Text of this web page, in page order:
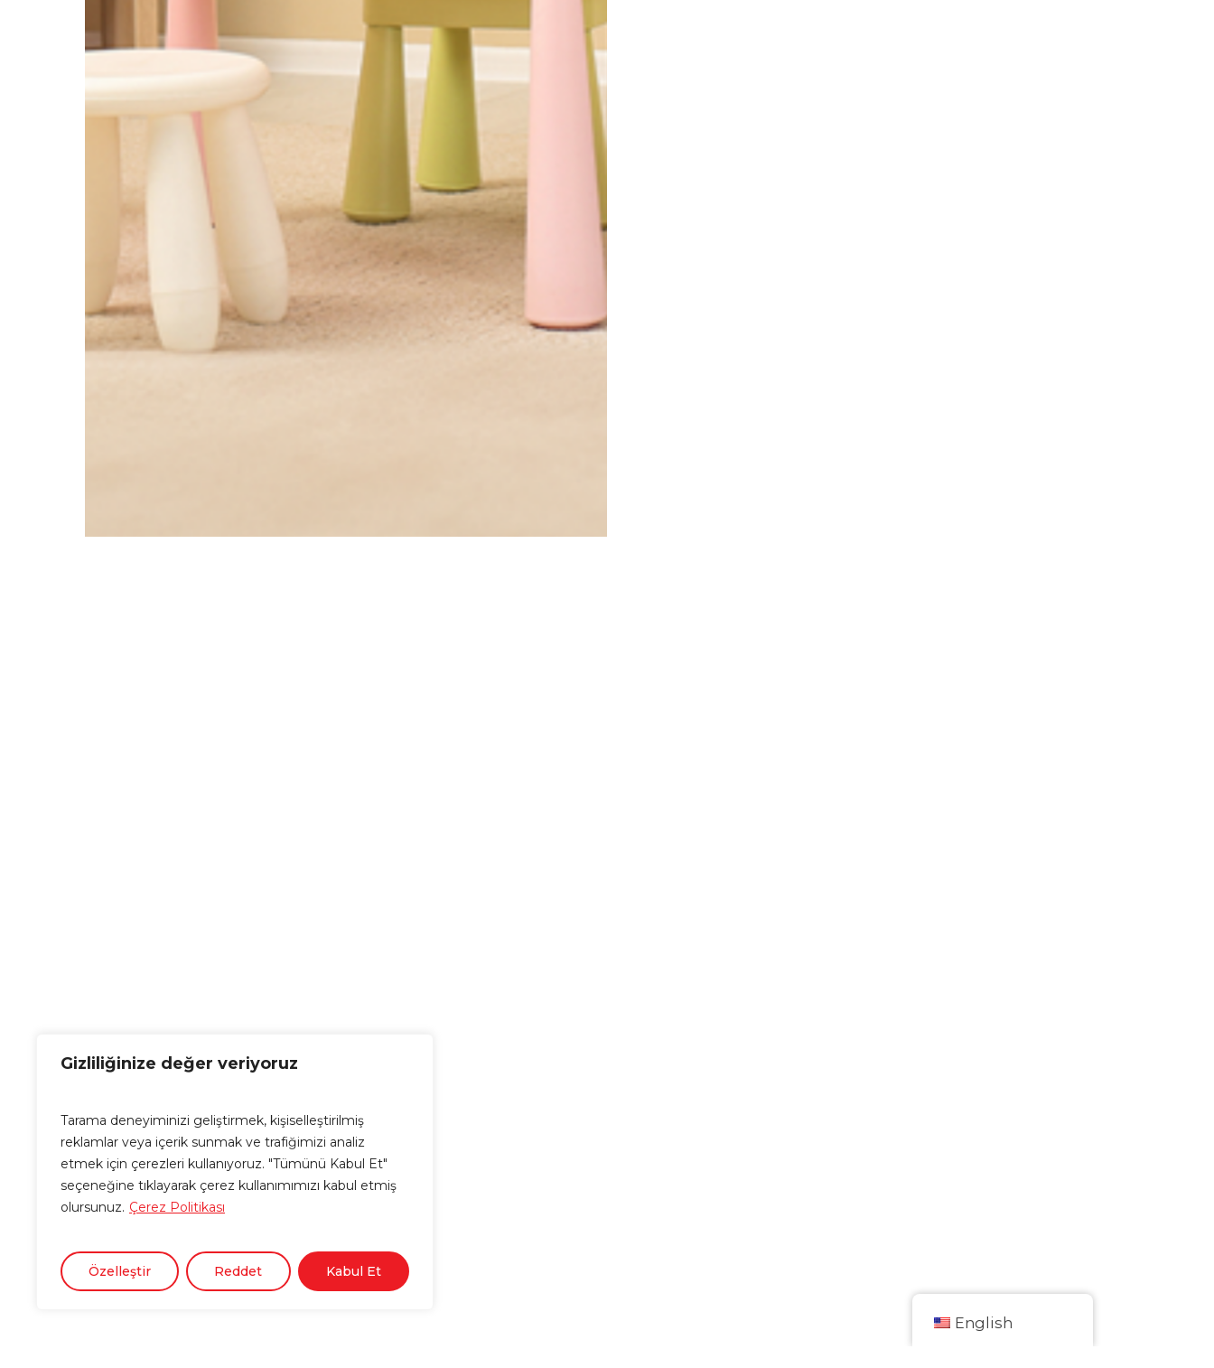
Gizliliğinize değer veriyoruz
Tarama deneyiminizi geliştirmek, kişiselleştirilmiş
reklamlar veya içerik sunmak ve trafiğimizi analiz
etmek için çerezleri kullanıyoruz. "Tümünü Kabul Et"
seçeneğine tıklayarak çerez kullanımımızı kabul etmiş
olursunuz. Çerez Politikası
Özelleştir Reddet Kabul Et
English